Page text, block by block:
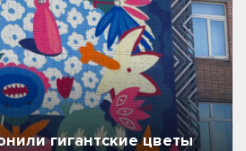
гигантские цветы